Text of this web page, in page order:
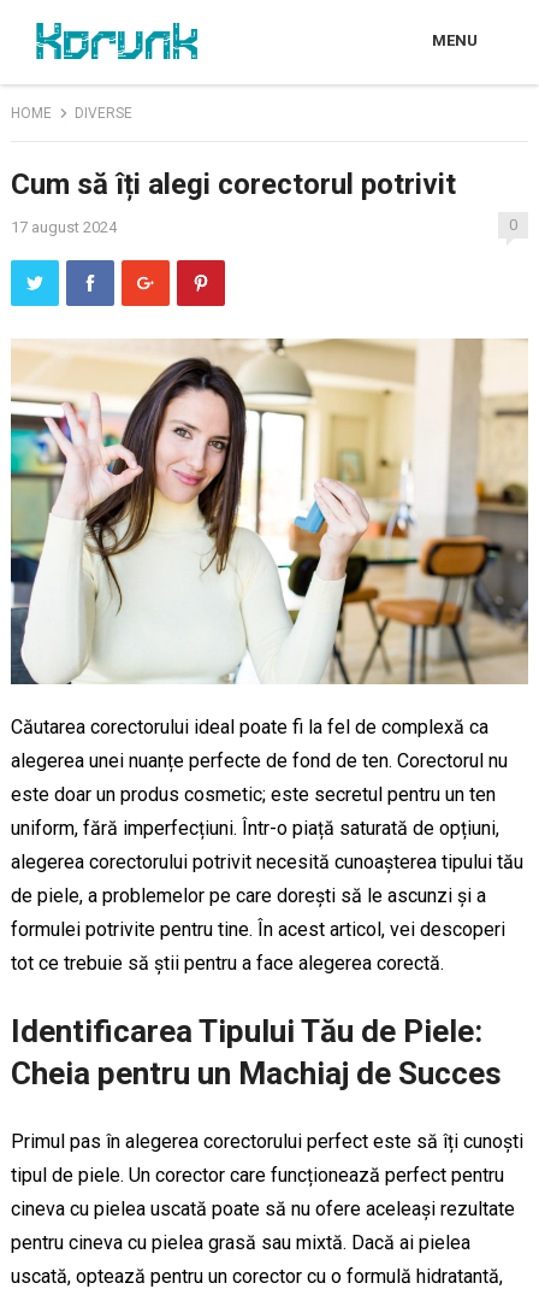
MENU
HOME DIVERSE
Cum să îți alegi corectorul potrivit
17 august 2024 0
Căutarea corectorului ideal poate fi la fel de complexă ca
alegerea unei nuanțe perfecte de fond de ten. Corectorul nu
este doar un produs cosmetic; este secretul pentru un ten
uniform, fără imperfecțiuni. Într-o piață saturată de opțiuni,
alegerea corectorului potrivit necesită cunoașterea tipului tău
de piele, a problemelor pe care dorești să le ascunzi și a
formulei potrivite pentru tine. În acest articol, vei descoperi
tot ce trebuie să știi pentru a face alegerea corectă.
Identificarea Tipului Tău de Piele:
Cheia pentru un Machiaj de Succes
Primul pas în alegerea corectorului perfect este să îți cunoști
tipul de piele. Un corector care funcționează perfect pentru
cineva cu pielea uscată poate să nu ofere aceleași rezultate
pentru cineva cu pielea grasă sau mixtă. Dacă ai pielea
uscată, optează pentru un corector cu o formulă hidratantă,